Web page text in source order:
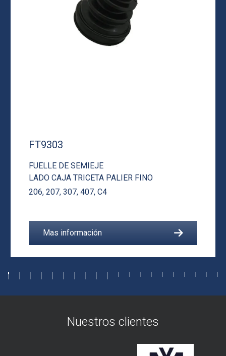
FT9303
FUELLE DE SEMIEJE
LADO CAJA TRICETA PALIER FINO
206, 207, 307, 407, C4
Mas información
Nuestros clientes